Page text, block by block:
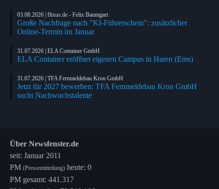
03.08.2026 | flixus.de - Felix Baumgart
Große Nachfrage nach "KI-Führerschein": zusätzlicher
Online-Termin im Januar
31.07.2026 | ELA Container GmbH
ELA Container eröffnet eigenen Campus in Haren (Ems)
31.07.2026 | TFA Fernmeldebau Kron GmbH
Jetzt für 2027 bewerben: TFA Fernmeldebau Kron GmbH
sucht Nachwuchstalente
Über Newsfenster.de
seit: Januar 2011
PM (Pressemitteilung) heute: 0
PM gesamt: 441.317